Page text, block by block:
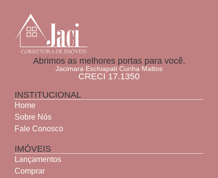
Abrimos as melhores portas para você.
Jacimara Eschiapati Cunha Mattos
CRECI 17.1350
INSTITUCIONAL
Home
Sobre Nós
Fale Conosco
IMÓVEIS
Lançamentos
Comprar